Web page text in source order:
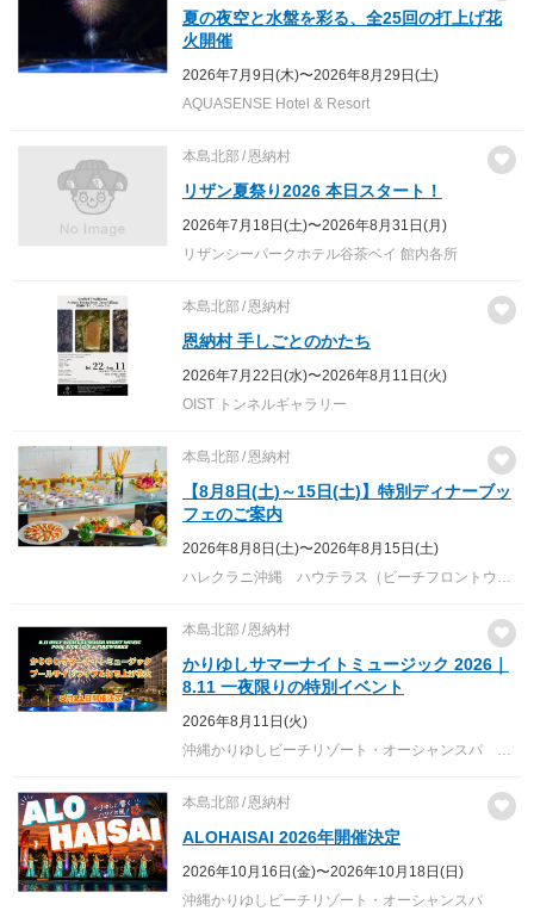
夏の夜空と水盤を彩る、全25回の打上げ花
火開催
2026年7月9日(木)〜2026年8月29日(土)
AQUASENSE Hotel & Resort
本島北部 恩納村
リザン夏祭り2026 本日スタート！
2026年7月18日(土)〜2026年8月31日(月)
リザンシーパークホテル谷茶ベイ 館内各所
本島北部 恩納村
恩納村 手しごとのかたち
2026年7月22日(水)〜2026年8月11日(火)
OIST トンネルギャラリー
本島北部 恩納村
【8月8日(土)～15日(土)】特別ディナーブッ
フェのご案内
2026年8月8日(土)〜2026年8月15日(土)
ハレクラニ沖縄 ハウテラス（ビーチフロントウィング ３階）
本島北部 恩納村
かりゆしサマーナイトミュージック 2026｜
8.11 一夜限りの特別イベント
2026年8月11日(火)
沖縄かりゆしビーチリゾート・オーシャンスパ ガーデンプールサイド
本島北部 恩納村
ALOHAISAI 2026年開催決定
2026年10月16日(金)〜2026年10月18日(日)
沖縄かりゆしビーチリゾート・オーシャンスパ